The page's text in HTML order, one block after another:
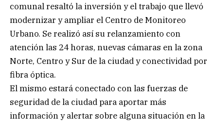
comunal resaltó la inversión y el trabajo que llevó
modernizar y ampliar el Centro de Monitoreo
Urbano. Se realizó así su relanzamiento con
atención las 24 horas, nuevas cámaras en la zona
Norte, Centro y Sur de la ciudad y conectividad por
fibra óptica.
El mismo estará conectado con las fuerzas de
seguridad de la ciudad para aportar más
información y alertar sobre alguna situación en la